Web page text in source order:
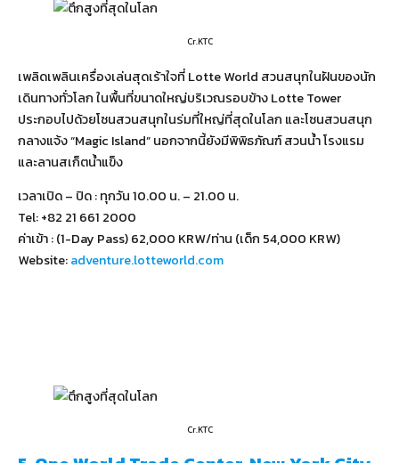
Cr.KTC
เพลิดเพลินเครื่องเล่นสุดเร้าใจที่ Lotte World สวนสนุกในฝันของนัก
เดินทางทั่วโลก ในพื้นที่ขนาดใหญ่บริเวณรอบข้าง Lotte Tower
ประกอบไปด้วยโซนสวนสนุกในร่มที่ใหญ่ที่สุดในโลก และโซนสวนสนุก
กลางแจ้ง “Magic Island” นอกจากนี้ยังมีพิพิธภัณฑ์ สวนน้ำ โรงแรม
และลานสเก็ตน้ำแข็ง
เวลาเปิด – ปิด : ทุกวัน 10.00 น. – 21.00 น.
Tel: +82 21 661 2000
ค่าเข้า : (1-Day Pass) 62,000 KRW/ท่าน (เด็ก 54,000 KRW)
Website:adventure.lotteworld.com
Cr.KTC